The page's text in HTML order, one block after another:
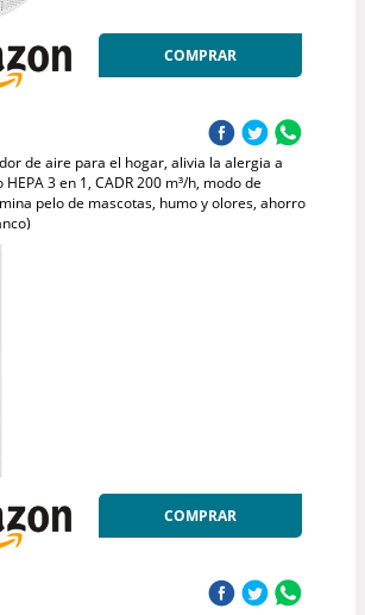
COMPRAR
de aire para el hogar, alivia la alergia a
3 en 1, CADR 200 m³/h, modo de
pelo de mascotas, humo y olores, ahorro
COMPRAR